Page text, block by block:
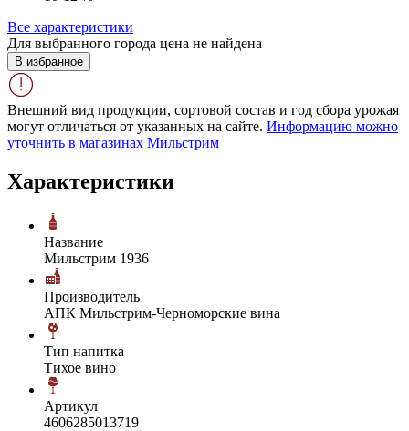
Все характеристики
Для выбранного города цена не найдена
В избранное
Внешний вид продукции, сортовой состав и год сбора урожая
могут отличаться от указанных на сайте. Информацию можно
уточнить в магазинах Мильстрим
Характеристики
Название
Мильстрим 1936
Производитель
АПК Мильстрим-Черноморские вина
Тип напитка
Тихое вино
Артикул
4606285013719